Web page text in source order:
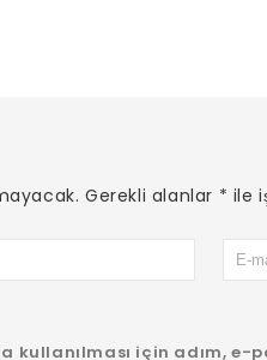
Gerekli alanlar * ile
kullanılması için adım,